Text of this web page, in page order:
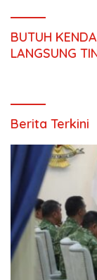
BUTUH
LANGSUNG
Berita Terkini